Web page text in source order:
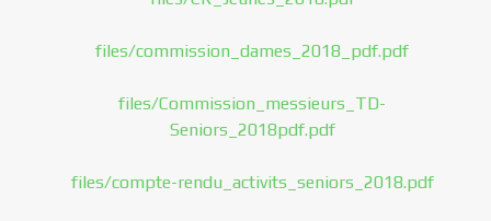
files/commission_dames_2018_pdf.pdf
files/Commission_messieurs_TD-
Seniors_2018pdf.pdf
files/compte-rendu_activits_seniors_2018.pdf